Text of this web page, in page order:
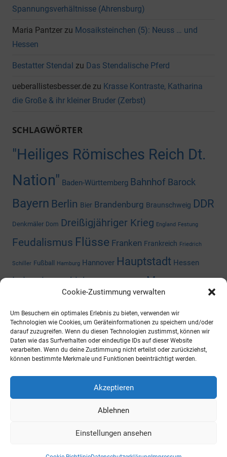
Cookie-Zustimmung verwalten
Um Besuchern ein optimales Erlebnis zu bieten, verwenden wir
Technologien wie Cookies, um Geräteinformationen zu speichern und/oder
darauf zuzugreifen. Wenn du diesen Technologien zustimmst, können wir
Daten wie das Surfverhalten oder eindeutige IDs auf dieser Website
verarbeiten. Wenn du deine Zustimmung nicht erteilst oder zurückziehst,
können bestimmte Merkmale und Funktionen beeinträchtigt werden.
Akzeptieren
Ablehnen
Einstellungen ansehen
Spannungsverhältnisse (Ahrensburg)
Maria Pantzer zu Mosaiksteinchen (5): Neuss … und
Hessen
Bestatter Stendal zu Das Stendalische Pferd
ueberallistesbesser.de zu Krasse Kontraste, Katharina
die Große & ihr kleiner Bruder (Zerbst)
SCHLAGWÖRTER
"Heiliges Römisches Reich Dt.
Nation" Baden-Württemberg Bahnhof Barock
Bayern Berlin Bier Brandenburg Braunschweig DDR
Denkmäler Dom Dreißigjähriger Krieg England Festung
Feudalismus Flüsse Franken Frankreich Friedrich
Schiller Fußball Hamburg Hannover Hauptstadt Hessen
Industriegeschichte Museum
Nazizeit Niedersachsen
Westfalen Preußen Rhein Rheinland-Pfalz Russland
Sachsen-Anhalt Schloss Shoppingcenter Thüringen
Universität Wald Zweiter Weltkrieg Österreich
https://archiv.ueberallistesbesser.de